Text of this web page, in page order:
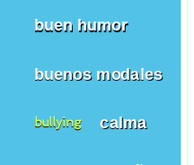
buen humor
buenos modales
bullying calma